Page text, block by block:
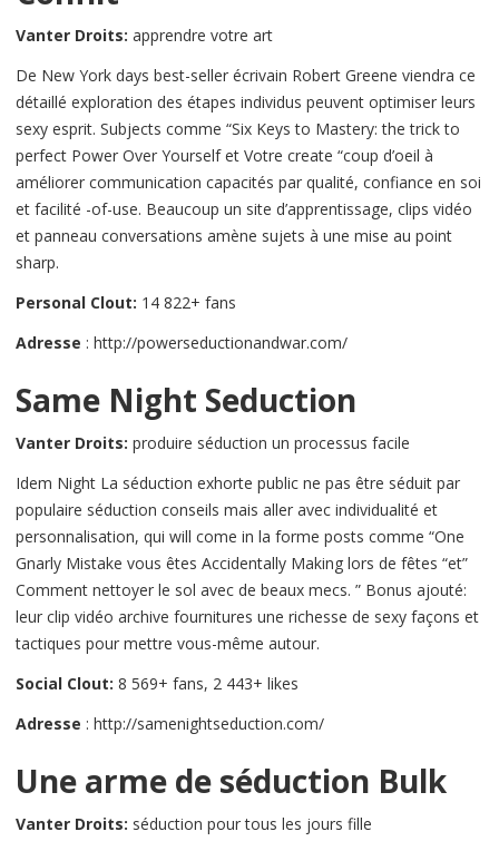
Vanter Droits: apprendre votre art
De New York days best-seller écrivain Robert Greene viendra ce
détaillé exploration des étapes individus peuvent optimiser leurs
sexy esprit. Subjects comme “Six Keys to Mastery: the trick to
perfect Power Over Yourself et Votre create “coup d’oeil à
améliorer communication capacités par qualité, confiance en soi
et facilité -of-use. Beaucoup un site d’apprentissage, clips vidéo
et panneau conversations amène sujets à une mise au point
sharp.
Personal Clout: 14 822+ fans
Adresse : http://powerseductionandwar.com/
Same Night Seduction
Vanter Droits: produire séduction un processus facile
Idem Night La séduction exhorte public ne pas être séduit par
populaire séduction conseils mais aller avec individualité et
personnalisation, qui will come in la forme posts comme “One
Gnarly Mistake vous êtes Accidentally Making lors de fêtes “et”
Comment nettoyer le sol avec de beaux mecs. ” Bonus ajouté:
leur clip vidéo archive fournitures une richesse de sexy façons et
tactiques pour mettre vous-même autour.
Social Clout: 8 569+ fans, 2 443+ likes
Adresse : http://samenightseduction.com/
Une arme de séduction Bulk
Vanter Droits: séduction pour tous les jours fille